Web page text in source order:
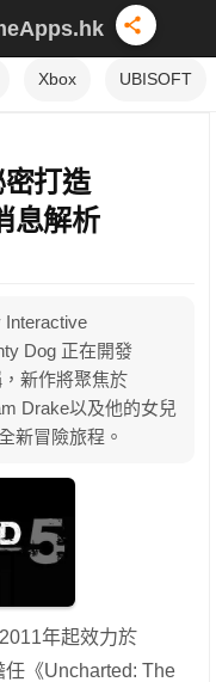
Xbox UBISOFT
打造
息解析
Interactive
Dog 正在開發
，新作將聚焦於
Drake以及他的女兒
新冒險旅程。
年起效力於
《Uncharted: The